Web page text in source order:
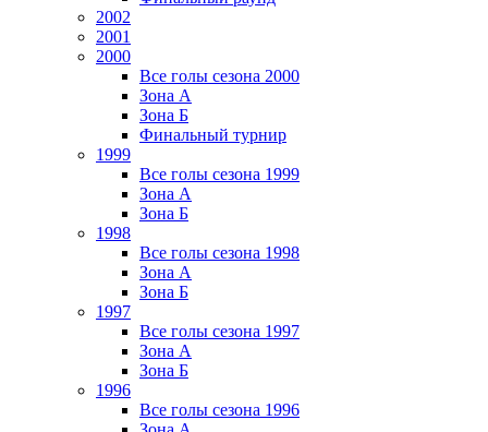
2002
2001
2000
Все голы сезона 2000
Зона А
Зона Б
Финальный турнир
1999
Все голы сезона 1999
Зона А
Зона Б
1998
Все голы сезона 1998
Зона А
Зона Б
1997
Все голы сезона 1997
Зона А
Зона Б
1996
Все голы сезона 1996